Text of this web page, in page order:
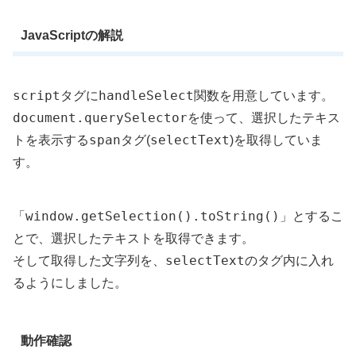
JavaScriptの解説
script タグにhandleSelect関数を用意しています。
document.querySelectorを使って、選択したテキス
トを表示するspanタグ(selectText)を取得していま
す。
「 window.getSelection().toString() 」とするこ
とで、選択したテキストを取得できます。
そして取得した文字列を、 selectTextのタグ内に入れ
るようにしました。
動作確認